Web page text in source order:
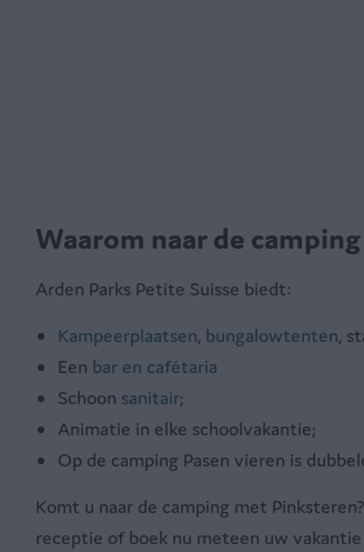
Waarom naar de
Arden Parks Petite Suisse biedt:
Kampeerplaatsen, bungalowtenten,
Een bar en cafétaria
Schoon sanitair;
Animatie in elke schoolvakantie;
Op de camping Pasen vieren is
Komt u naar de camping met
receptie of boek nu meteen uw